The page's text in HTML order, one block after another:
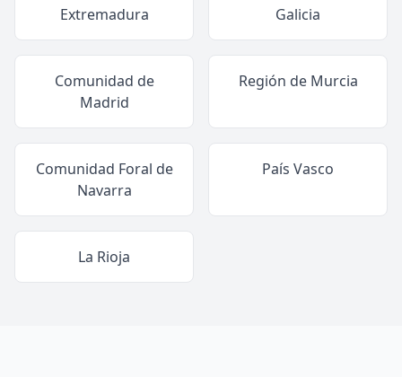
Extremadura Galicia
Comunidad de
Madrid
Región de Murcia
Comunidad Foral de
Navarra
País Vasco
La Rioja